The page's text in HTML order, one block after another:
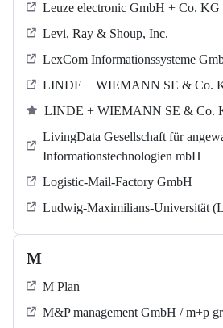
Leuze electronic GmbH + Co. KG
Levi, Ray & Shoup, Inc.
LexCom Informationssysteme
LINDE + WIEMANN SE & Co.
LINDE + WIEMANN SE & Co.
LivingData Gesellschaft für
Informationstechnologien mbH
Logistic-Mail-Factory GmbH
Ludwig-Maximilians-Universität
M
M Plan
M&P management GmbH / m+p